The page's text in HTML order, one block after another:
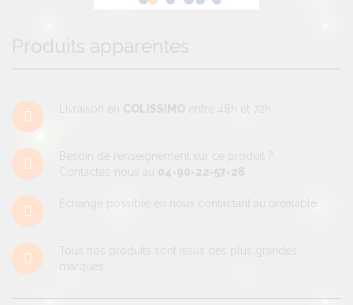
Produits apparentés
Livraison en COLISSIMO entre 48h et 72h.
Besoin de renseignement sur ce produit ?
Contactez nous au 04-90-22-57-28
Echange possible en nous contactant au préalable.
Tous nos produits sont issus des plus grandes
marques.